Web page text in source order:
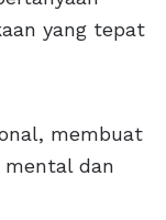
yang tepat
membuat
dan